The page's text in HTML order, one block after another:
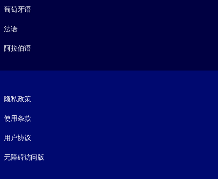
葡萄牙语
法语
阿拉伯语
隐私政策
使用条款
用户协议
无障碍访问版